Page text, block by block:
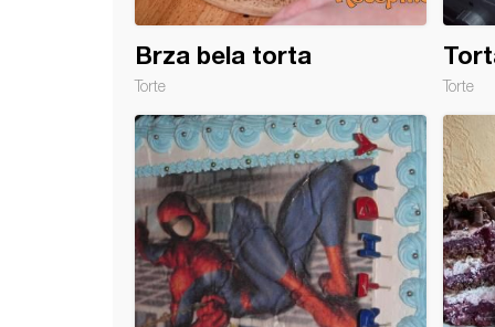
Brza bela torta
Torte Torte